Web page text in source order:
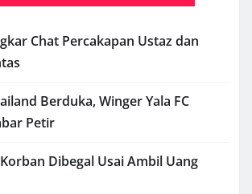
Chat Percakapan Ustaz dan
Berduka, Winger Yala FC
Petir
Dibegal Usai Ambil Uang